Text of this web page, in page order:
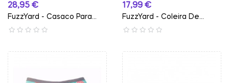
Preço
28,95 €
FuzzYard - Casaco Para
Cão...
Preço
17,99 €
FuzzYard - Coleira De...